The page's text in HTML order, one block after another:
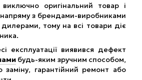
оригінальний товар і
з брендами-виробниками
тому на всі товари діє
експлуатації виявився дефект
будь-яким зручним способом,
заміну, гарантійний ремонт або